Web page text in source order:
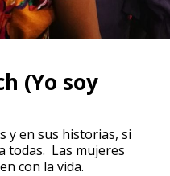
(Yo soy
y en sus historias, si
todas. Las mujeres
con la vida.